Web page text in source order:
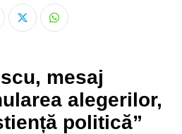
Whatsapp
mesaj
alegerilor,
politică”